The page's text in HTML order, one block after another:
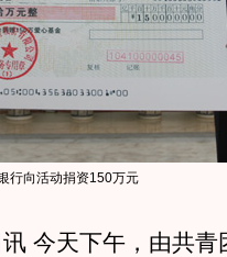
行向活动捐资150万元
今天下午，由共青